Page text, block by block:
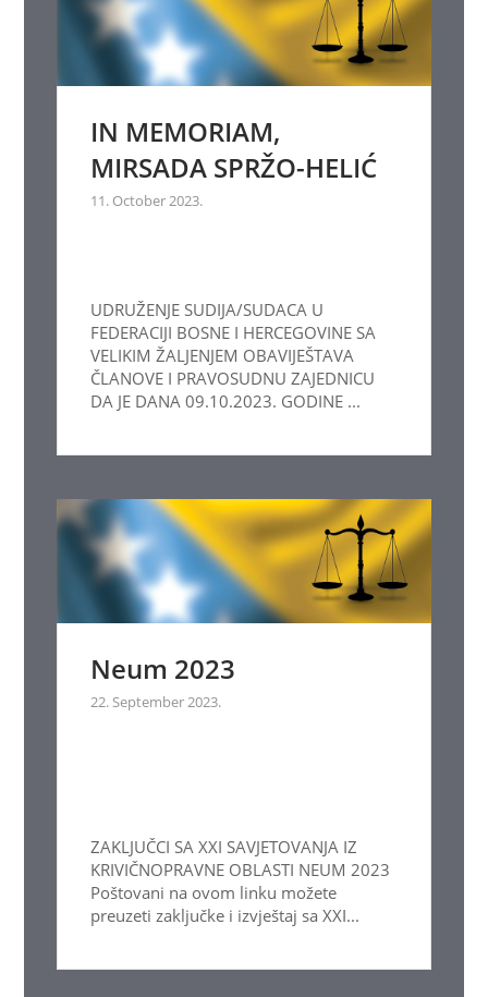
IN MEMORIAM,
MIRSADA SPRŽO-HELIĆ
11. October 2023.
UDRUŽENJE SUDIJA/SUDACA U
FEDERACIJI BOSNE I HERCEGOVINE SA
VELIKIM ŽALJENJEM OBAVIJEŠTAVA
ČLANOVE I PRAVOSUDNU ZAJEDNICU
DA JE DANA 09.10.2023. GODINE ...
Neum 2023
22. September 2023.
ZAKLJUČCI SA XXI SAVJETOVANJA IZ
KRIVIČNOPRAVNE OBLASTI NEUM 2023
Poštovani na ovom linku možete
preuzeti zaključke i izvještaj sa XXI...